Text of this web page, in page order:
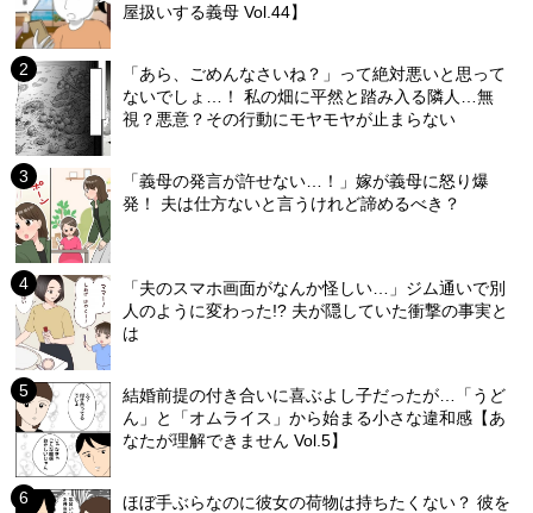
屋扱いする義母 Vol.44】
「あら、ごめんなさいね？」って絶対悪いと思って
ないでしょ…！ 私の畑に平然と踏み入る隣人…無
視？悪意？その行動にモヤモヤが止まらない
「義母の発言が許せない…！」嫁が義母に怒り爆
発！ 夫は仕方ないと言うけれど諦めるべき？
「夫のスマホ画面がなんか怪しい…」ジム通いで別
人のように変わった!? 夫が隠していた衝撃の事実と
は
結婚前提の付き合いに喜ぶよし子だったが…「うど
ん」と「オムライス」から始まる小さな違和感【あ
なたが理解できません Vol.5】
ほぼ手ぶらなのに彼女の荷物は持ちたくない？ 彼を